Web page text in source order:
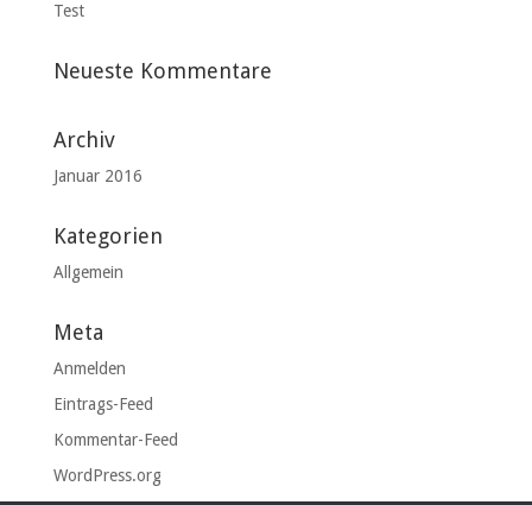
Test
Neueste Kommentare
Archiv
Januar 2016
Kategorien
Allgemein
Meta
Anmelden
Eintrags-Feed
Kommentar-Feed
WordPress.org